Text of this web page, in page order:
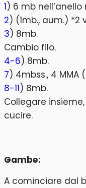
1) 6 mb
2) (1mb., aum.) *2
3) 8mb.
Cambio filo.
4-6) 8mb.
7) 4mbss., 4 MMA
8-11) 8mb.
Collegare
cucire.
Gambe:
A cominciare dal